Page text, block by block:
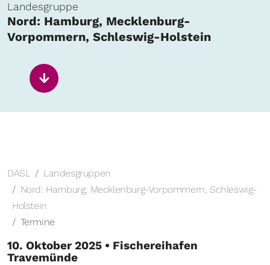
Landesgruppe
Nord: Hamburg, Mecklenburg-
Vorpommern, Schleswig-Holstein
DASL
Landesgruppen
Nord: Hamburg, Mecklenburg-Vorpommern, Schleswig-
Holstein
Termine
10. Oktober 2025 • Fischereihafen
Travemünde